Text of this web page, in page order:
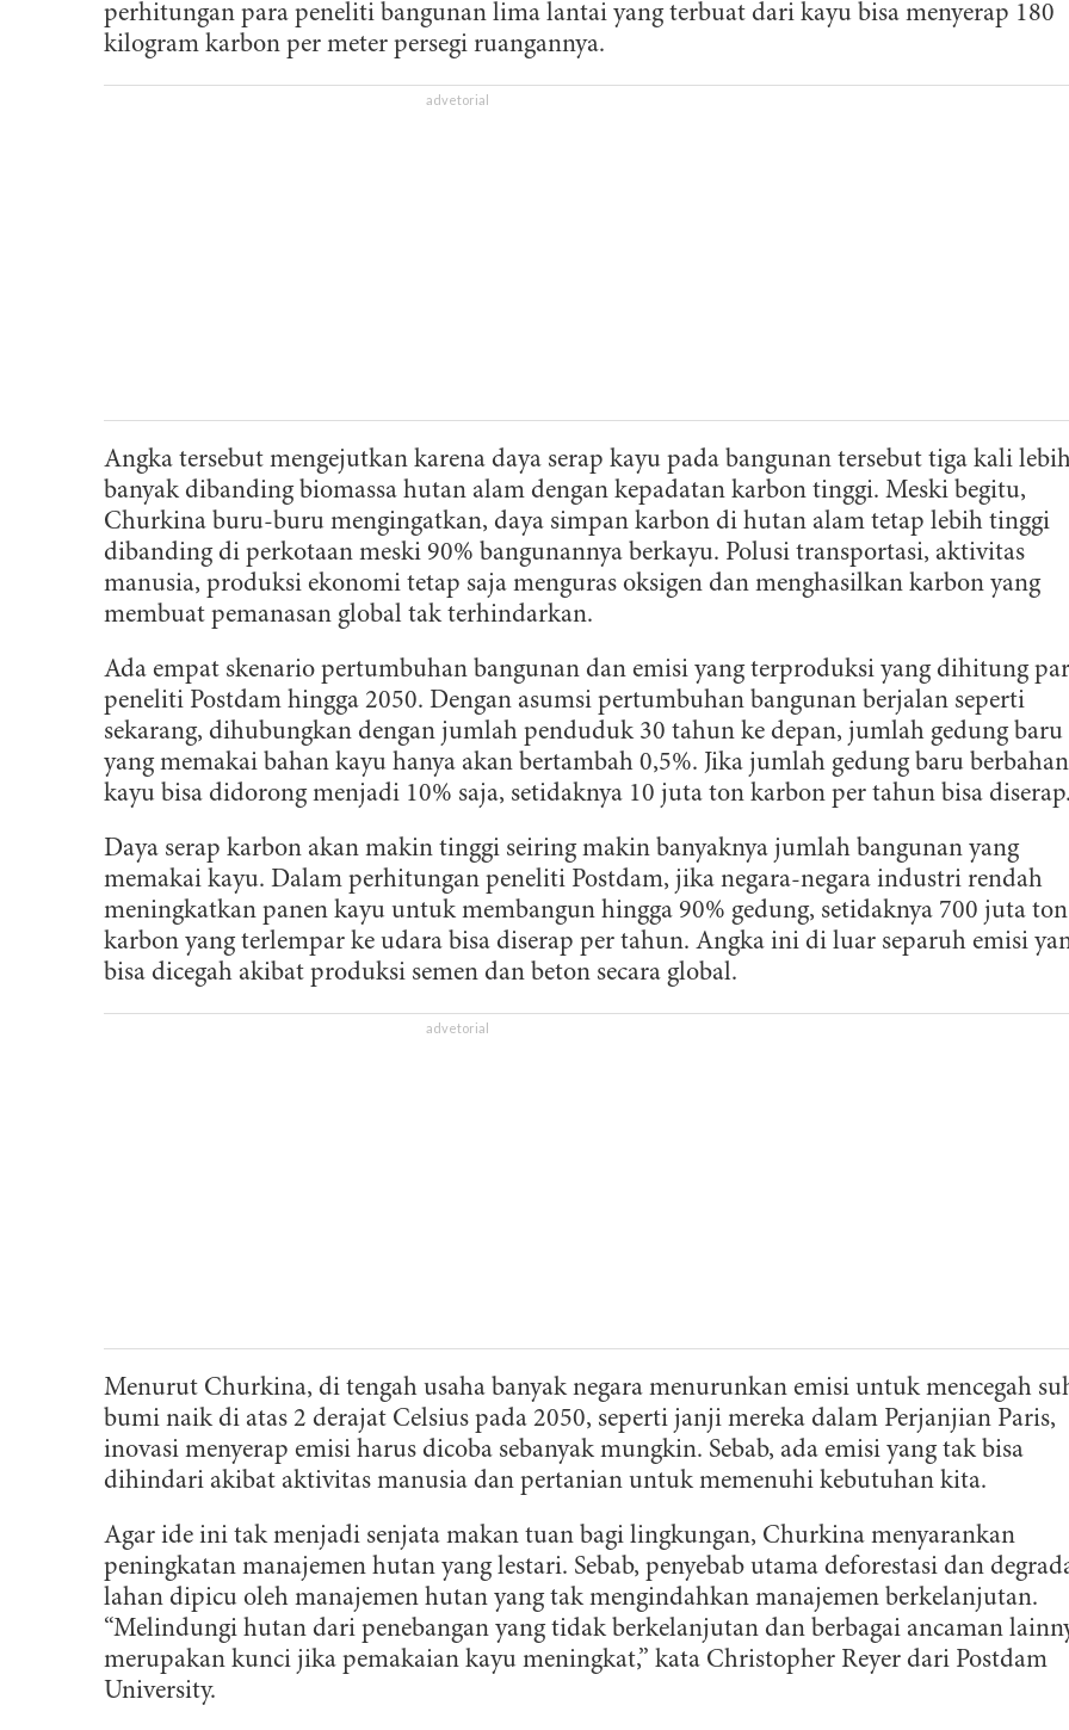
perhitungan para peneliti bangunan lima lantai yang terbuat dari kayu bisa menyerap 180
kilogram karbon per meter persegi ruangannya.
Angka tersebut mengejutkan karena daya serap kayu pada bangunan tersebut tiga kali
banyak dibanding biomassa hutan alam dengan kepadatan karbon tinggi. Meski begitu,
Churkina buru-buru mengingatkan, daya simpan karbon di hutan alam tetap lebih tinggi
dibanding di perkotaan meski 90% bangunannya berkayu. Polusi transportasi, aktivitas
manusia, produksi ekonomi tetap saja menguras oksigen dan menghasilkan karbon yang
membuat pemanasan global tak terhindarkan.
Ada empat skenario pertumbuhan bangunan dan emisi yang terproduksi yang dihitung
peneliti Postdam hingga 2050. Dengan asumsi pertumbuhan bangunan berjalan seperti
sekarang, dihubungkan dengan jumlah penduduk 30 tahun ke depan, jumlah gedung baru
yang memakai bahan kayu hanya akan bertambah 0,5%. Jika jumlah gedung baru berbahan
kayu bisa didorong menjadi 10% saja, setidaknya 10 juta ton karbon per tahun bisa diserap.
Daya serap karbon akan makin tinggi seiring makin banyaknya jumlah bangunan yang
memakai kayu. Dalam perhitungan peneliti Postdam, jika negara-negara industri rendah
meningkatkan panen kayu untuk membangun hingga 90% gedung, setidaknya 700 juta ton
karbon yang terlempar ke udara bisa diserap per tahun. Angka ini di luar separuh emisi
bisa dicegah akibat produksi semen dan beton secara global.
Menurut Churkina, di tengah usaha banyak negara menurunkan emisi untuk mencegah
bumi naik di atas 2 derajat Celsius pada 2050, seperti janji mereka dalam Perjanjian Paris,
inovasi menyerap emisi harus dicoba sebanyak mungkin. Sebab, ada emisi yang tak bisa
dihindari akibat aktivitas manusia dan pertanian untuk memenuhi kebutuhan kita.
Agar ide ini tak menjadi senjata makan tuan bagi lingkungan, Churkina menyarankan
peningkatan manajemen hutan yang lestari. Sebab, penyebab utama deforestasi dan
lahan dipicu oleh manajemen hutan yang tak mengindahkan manajemen berkelanjutan.
“Melindungi hutan dari penebangan yang tidak berkelanjutan dan berbagai ancaman
merupakan kunci jika pemakaian kayu meningkat,” kata Christopher Reyer dari Postdam
University.